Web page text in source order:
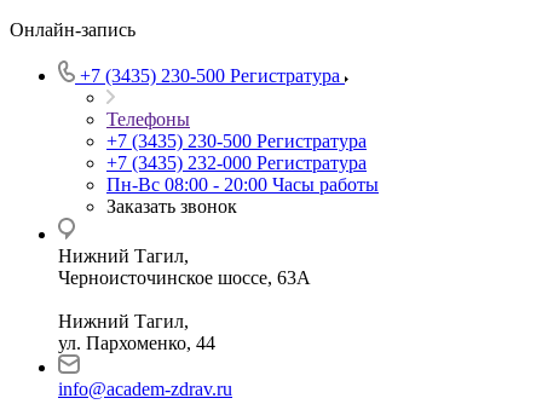
Онлайн-запись
+7 (3435) 230-500 Регистратура
Телефоны
+7 (3435) 230-500 Регистратура
+7 (3435) 232-000 Регистратура
Пн-Вс 08:00 - 20:00 Часы работы
Заказать звонок
Нижний Тагил,
Черноисточинское шоссе, 63А
Нижний Тагил,
ул. Пархоменко, 44
info@academ-zdrav.ru